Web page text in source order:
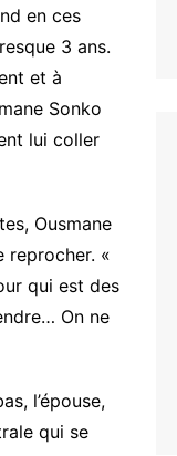
en ces
3 ans.
et à
Sonko
lui coller
Ousmane
reprocher. «
qui est des
On ne
l’épouse,
qui se